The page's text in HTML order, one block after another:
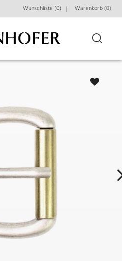
Wunschliste (0) Warenkorb (0)